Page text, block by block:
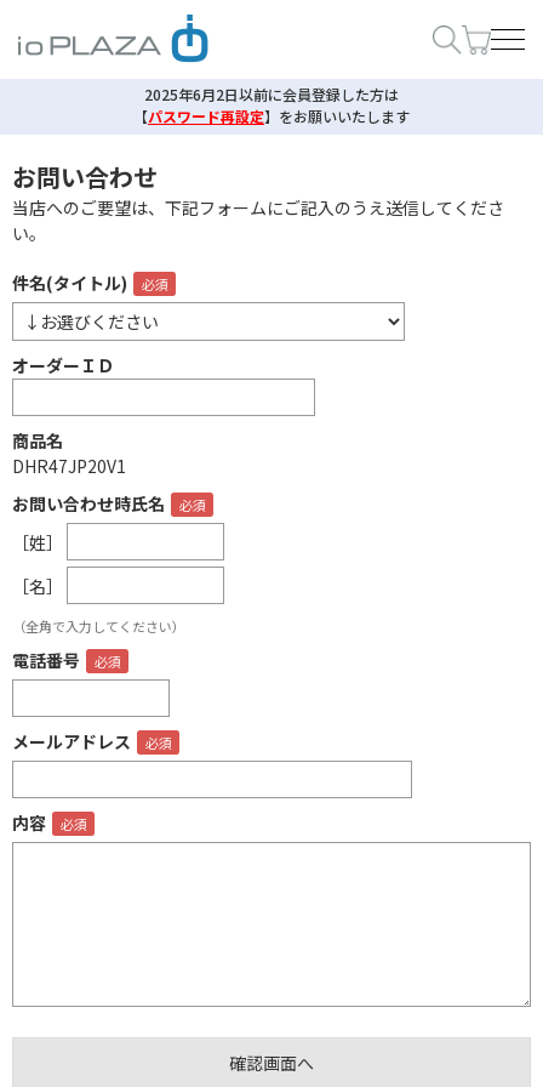
2025年6月2日以前に会員登録した方は
【パスワード再設定】 をお願いいたします
お問い合わせ
当店へのご要望は、下記フォームにご記入のうえ送信してくださ
い。
件名(タイトル)
オーダーＩＤ
商品名
DHR47JP20V1
お問い合わせ時氏名
［姓］
［名］
（全角で入力してください）
電話番号
メールアドレス
内容